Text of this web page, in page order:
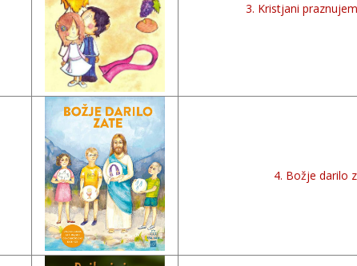
3. Kristjani
4. Božje darilo